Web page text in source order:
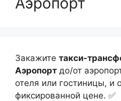
Закажите такси-
Аэропорт до/от
отеля или гостиницы, и
фиксированной цене. ✅